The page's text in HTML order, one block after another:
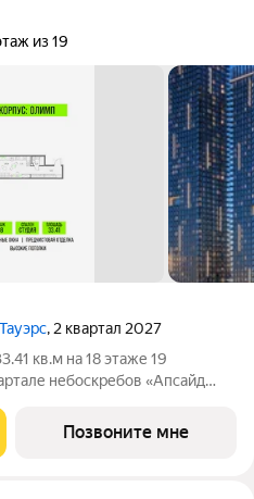
из 19
, 2 квартал 2027
кв.м на 18 этаже 19
небоскребов «Апсайд
Москва-Сити. Номер
Позвоните мне